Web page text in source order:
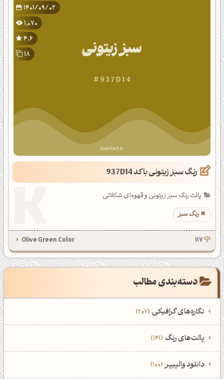
1401/09/02
1,070
4.6
18
رنگ سبز زیتونی با کد 937D14
پالت رنگ سبز زیتونی و قهوه‌ای شکلاتی
رنگ سبز
117
Olive Green Color
دسته‌بندی مطالب
نگاره‌های گرافیکی 207
‌همه دسته‌بندی‌های نگاره‌های گرافیکی
نمایش همه نگاره‌ها
‌پالت‌های رنگ 141
‌همه دسته‌بندی‌های پالت‌های رنگ
‌دانلود والپیپر 100